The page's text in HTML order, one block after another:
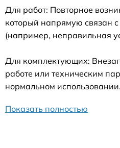
Для работ: Повторное
который напрямую связан
(например, неправильная
Для комплектующих:
работе или техническим
нормальном использовании.
Показать полностью